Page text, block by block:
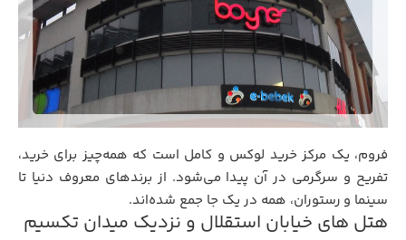
فروم، یک مرکز خرید لوکس و کامل است که همه‌چیز برای خرید،
تفریح و سرگرمی در آن پیدا می‌شود. از برندهای معروف دنیا تا
سینما و رستوران، همه در یک جا جمع شده‌اند.
هتل های خیابان استقلال و نزدیک میدان تکسیم